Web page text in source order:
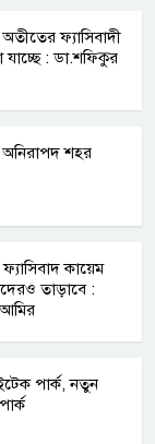
ফ্যাসিবাদী
যাচ্ছে : ডা.শফিকুর
অনিরাপদ শহর
কায়েম
তাড়াবে :
পার্ক, নতুন